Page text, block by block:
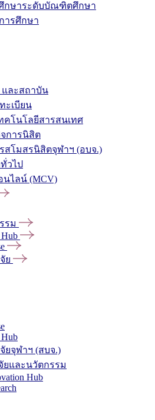
กษาระดับบัณฑิตศึกษา
ารศึกษา
ละสถาบัน
ะเบียน
คโนโลยีสารสนเทศ
การนิสิต
สโมสรนิสิตจุฬาฯ (อบจ.)
วไป
นไลน์ (MCV)
รม
ย
ยจุฬาฯ (สบจ.)
ยและนวัตกรรม
Hub